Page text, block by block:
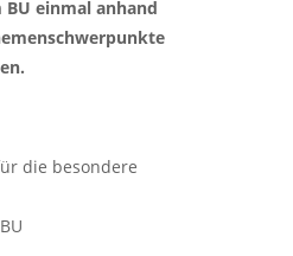
einmal anhand
die besondere